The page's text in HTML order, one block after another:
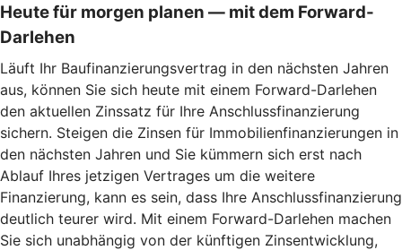
Heute für morgen planen — mit dem Forward-
Darlehen
Läuft Ihr Baufinanzierungsvertrag in den nächsten Jahren
aus, können Sie sich heute mit einem Forward-Darlehen
den aktuellen Zinssatz für Ihre Anschlussfinanzierung
sichern. Steigen die Zinsen für Immobilienfinanzierungen in
den nächsten Jahren und Sie kümmern sich erst nach
Ablauf Ihres jetzigen Vertrages um die weitere
Finanzierung, kann es sein, dass Ihre Anschlussfinanzierung
deutlich teurer wird. Mit einem Forward-Darlehen machen
Sie sich unabhängig von der künftigen Zinsentwicklung,